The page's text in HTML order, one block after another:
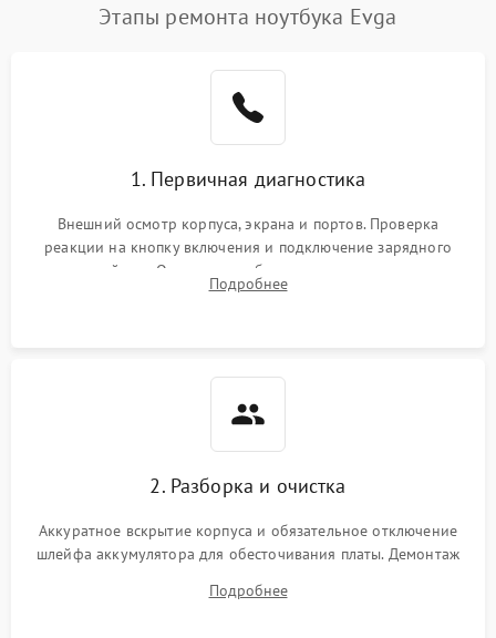
Этапы ремонта ноутбука Evga
1. Первичная диагностика
Внешний осмотр корпуса, экрана и портов. Проверка
реакции на кнопку включения и подключение зарядного
устройства. Оценка потребления тока с помощью
лабораторного блока питания для локализации проблемы.
Подробнее
2. Разборка и очистка
Аккуратное вскрытие корпуса и обязательное отключение
шлейфа аккумулятора для обесточивания платы. Демонтаж
высохшей термопасты с кристаллов чипов.
Подробнее